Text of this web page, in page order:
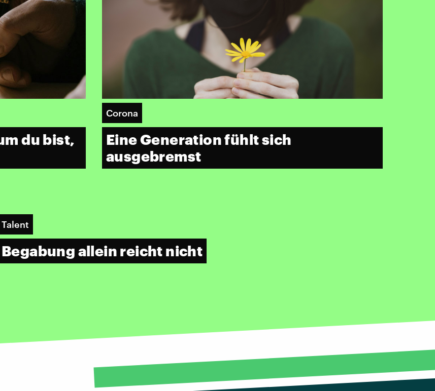
du bist,
Corona
Eine Generation fühlt sich
ausgebremst
Talent
Begabung allein reicht nicht